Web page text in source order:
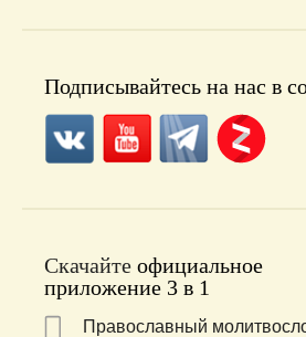
Подписывайтесь на нас в
Скачайте официальное
приложение 3 в 1
Православный